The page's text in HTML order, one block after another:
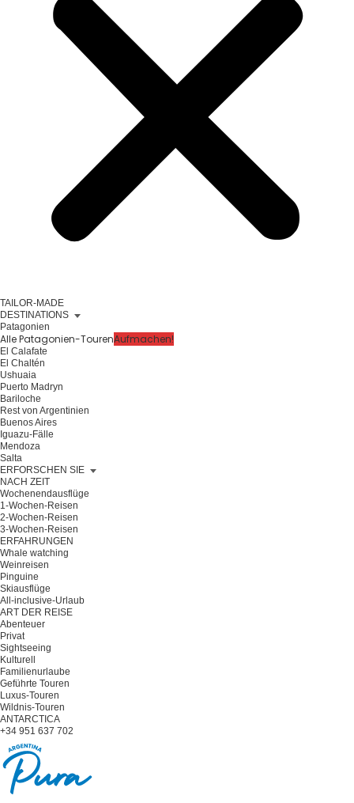
TAILOR-MADE
DESTINATIONS
Patagonien
Alle Patagonien-TourenAufmachen!
El Calafate
El Chaltén
Ushuaia
Puerto Madryn
Bariloche
Rest von Argentinien
Buenos Aires
Iguazu-Fälle
Mendoza
Salta
ERFORSCHEN SIE
NACH ZEIT
Wochenendausflüge
1-Wochen-Reisen
2-Wochen-Reisen
3-Wochen-Reisen
ERFAHRUNGEN
Whale watching
Weinreisen
Pinguine
Skiausflüge
All-inclusive-Urlaub
ART DER REISE
Abenteuer
Privat
Sightseeing
Kulturell
Familienurlaube
Geführte Touren
Luxus-Touren
Wildnis-Touren
ANTARCTICA
+34 951 637 702